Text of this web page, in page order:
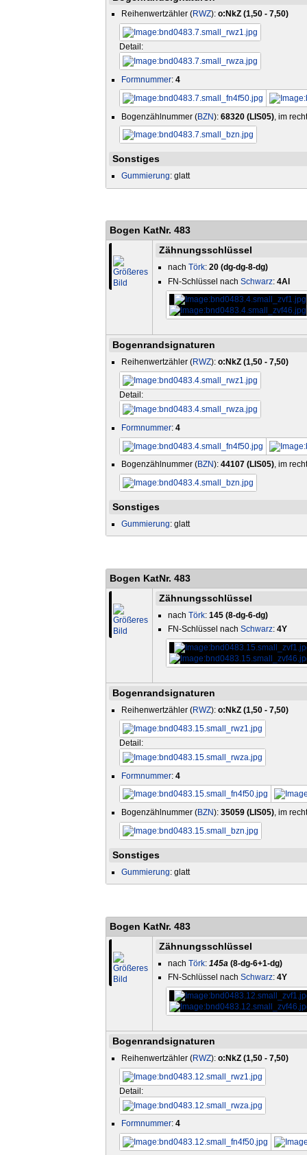
Reihenwertzähler (RWZ): o:NkZ (1,50 - 7,50)
Detail:
Formnummer: 4
Bogenzählnummer (BZN): 68320 (LIS05), im
Sonstiges
Gummierung: glatt
Bogen KatNr. 483
Zähnungsschlüssel
nach Törk: 20 (dg-dg-8-dg)
FN-Schlüssel nach Schwarz: 4Al
Bogenrandsignaturen
Reihenwertzähler (RWZ): o:NkZ (1,50 - 7,50)
Detail:
Formnummer: 4
Bogenzählnummer (BZN): 44107 (LIS05), im
Sonstiges
Gummierung: glatt
Bogen KatNr. 483
Zähnungsschlüssel
nach Törk: 145 (8-dg-6-dg)
FN-Schlüssel nach Schwarz: 4Y
Bogenrandsignaturen
Reihenwertzähler (RWZ): o:NkZ (1,50 - 7,50)
Detail:
Formnummer: 4
Bogenzählnummer (BZN): 35059 (LIS05), im
Sonstiges
Gummierung: glatt
Bogen KatNr. 483
Zähnungsschlüssel
nach Törk: 145a(8-dg-6+1-dg)
FN-Schlüssel nach Schwarz: 4Y
Bogenrandsignaturen
Reihenwertzähler (RWZ): o:NkZ (1,50 - 7,50)
Detail:
Formnummer: 4